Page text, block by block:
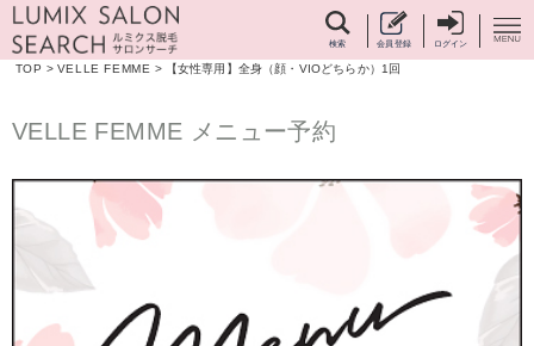
検索 会員登録 ログイン
TOP > VELLE FEMME > 【女性専用】全身（顔・VIOどちらか）1回
VELLE FEMME メニュー予約